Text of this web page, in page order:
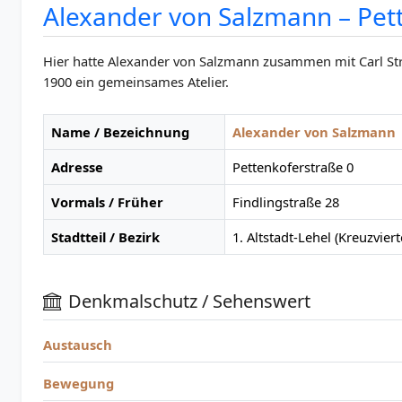
Alexander von Salzmann –
Hier hatte Alexander von Salzmann zusammen mit Carl
1900 ein gemeinsames Atelier.
Name / Bezeichnung
Alexander von Salzmann
Adresse
Pettenkoferstraße 0
Vormals / Früher
Findlingstraße 28
Stadtteil / Bezirk
1. Altstadt-Lehel
Denkmalschutz / Sehenswert
Austausch
Bewegung